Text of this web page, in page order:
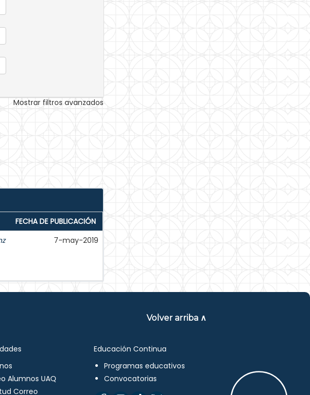
Mostrar filtros avanzados
FECHA DE PUBLICACIÓN
7-may-2019
Volver arriba ∧
Alumnos UAQ
Correo
Educación Continua
Programas educativos
Convocatorias